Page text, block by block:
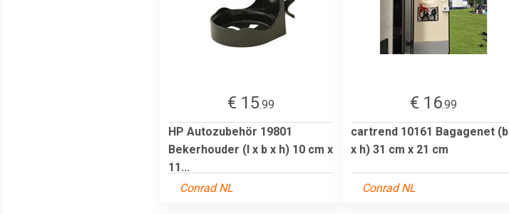
€ 15.99
HP Autozubehör 19801
Bekerhouder (l x b x h) 10 cm x
11...
Conrad NL
€ 16.99
cartrend 10161 Bagagenet (b
x h) 31 cm x 21 cm
Conrad NL